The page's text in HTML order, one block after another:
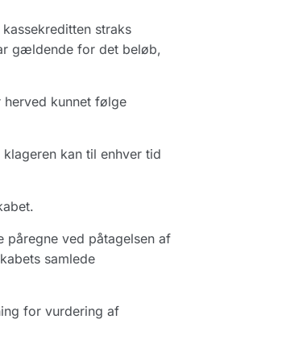
straks
gældende for det beløb,
kunnet følge
kan til enhver tid
påregne ved påtagelsen af
samlede
for vurdering af